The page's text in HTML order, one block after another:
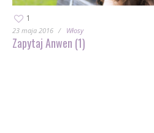
1
23 maja 2016 Włosy
Zapytaj Anwen (1)